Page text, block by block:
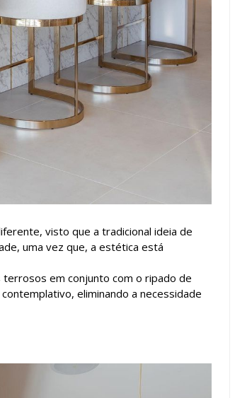
visto que a tradicional ideia de
uma vez que, a estética está
em conjunto com o ripado de
eliminando a necessidade